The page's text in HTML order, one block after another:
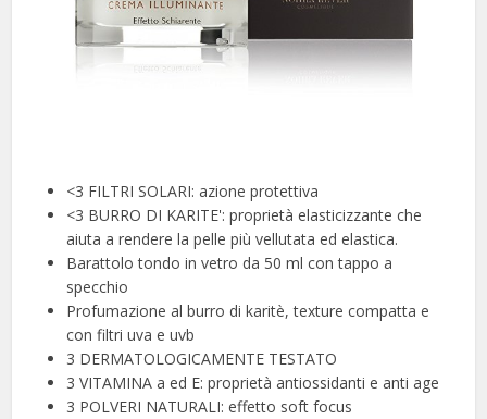
<3 FILTRI SOLARI: azione protettiva
<3 BURRO DI KARITE': proprietà elasticizzante che
aiuta a rendere la pelle più vellutata ed elastica.
Barattolo tondo in vetro da 50 ml con tappo a
specchio
Profumazione al burro di karitè, texture compatta e
con filtri uva e uvb
3 DERMATOLOGICAMENTE TESTATO
3 VITAMINA a ed E: proprietà antiossidanti e anti age
3 POLVERI NATURALI: effetto soft focus